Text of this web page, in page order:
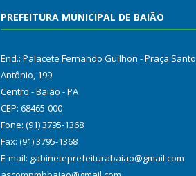
PREFEITURA MUNICIPAL DE BAIÃO
End.: Palacete Fernando Guilhon - Praça Santo
Antônio, 199
Centro - Baião - PA
CEP: 68465-000
Fone: (91) 3795-1368
Fax: (91) 3795-1368
E-mail: gabineteprefeiturabaiao@gmail.com